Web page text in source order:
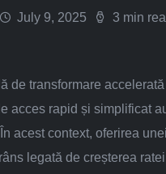
July 9, 2025 3 min
de transformare
acces rapid și simplificat
acest context, oferirea
legată de creșterea